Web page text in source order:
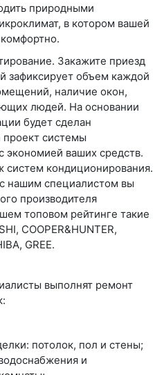
природными
в котором вашей
Закажите приезд
зафиксирует объем каждой
наличие окон,
людей. На основании
будет сделан
системы
экономией ваших средств.
систем кондиционирования.
нашим специалистом вы
производителя
топовом рейтинге такие
COOPER&HUNTER,
GREE.
выполнят ремонт
потолок, пол и стены;
и